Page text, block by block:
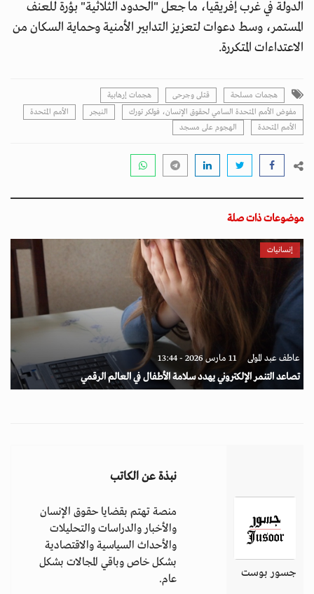
الدولة في غرب إفريقيا، ما جعل "الحدود الثلاثية" بؤرة للعنف
المستمر، وسط دعوات لتعزيز التدابير الأمنية وحماية السكان من
الاعتداءات المتكررة.
هجمات مسلحة قتلى وجرحى
هجمات إرهابية
مفوض الأمم المتحدة السامي لحقوق الإنسان، فولكر تورك
النيجر
الأمم المتحدة
اﻷمم المتحدة
الهجوم على مسجد
موضوعات ذات صلة
إنسانيات
عاطف عبد المولى 11 مارس 2026 - 13:44
تصاعد التنمر الإلكتروني يهدد سلامة الأطفال في العالم الرقمي
جسور بوست
نبذة عن الكاتب
منصة تهتم بقضايا حقوق الإنسان
والأخبار والدراسات والتحليلات
والأحداث السياسية والاقتصادية
بشكل خاص وباقي المجالات بشكل
عام.